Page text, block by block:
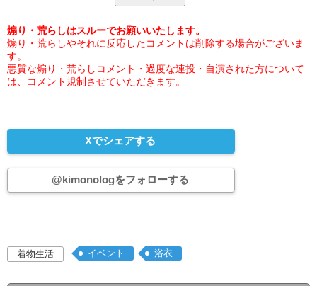
煽り・荒らしはスルーでお願いいたします。
煽り・荒らしやそれに反応したコメントは削除する場合がございま
す。
悪質な煽り・荒らしコメント・過度な連投・自演された方について
は、コメント規制させていただきます。
Xでシェアする
@kimonologをフォローする
着物生活 イベント 浴衣